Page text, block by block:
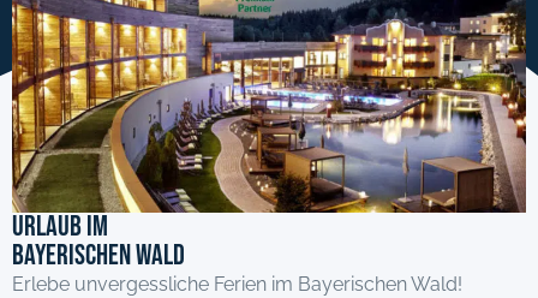
Urlaub im
Bayerischen Wald
Erlebe unvergessliche Ferien im Bayerischen Wald!